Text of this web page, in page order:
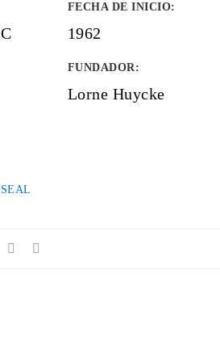
FECHA DE INICIO:
1962
FUNDADOR:
Lorne Huycke